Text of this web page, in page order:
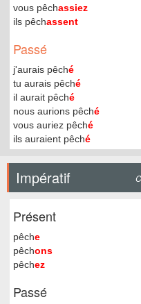
vous pêchassiez
ils pêchassent
Passé
j'aurais pêché
tu aurais pêché
il aurait pêché
nous aurions pêché
vous auriez pêché
ils auraient pêché
Impératif
Présent
pêche
pêchons
pêchez
Passé